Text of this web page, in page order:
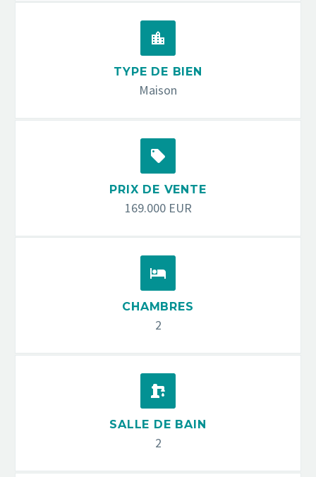


TYPE DE BIEN
Maison


PRIX DE VENTE
169.000 EUR


CHAMBRES
2


SALLE DE BAIN
2